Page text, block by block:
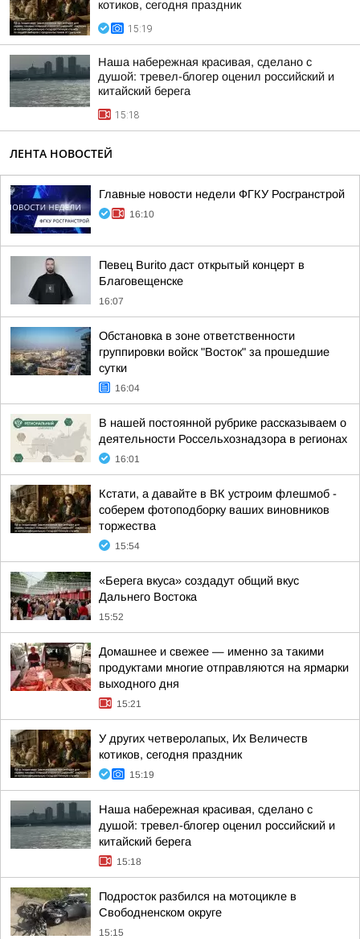
котиков, сегодня праздник
15:19
Наша набережная красивая, сделано с
душой: тревел-блогер оценил российский и
китайский берега
15:18
ЛЕНТА НОВОСТЕЙ
Главные новости недели ФГКУ Росгранстрой
16:10
Певец Burito даст открытый концерт в
Благовещенске
16:07
Обстановка в зоне ответственности
группировки войск "Восток" за прошедшие
сутки
16:04
В нашей постоянной рубрике рассказываем о
деятельности Россельхознадзора в регионах
16:01
Кстати, а давайте в ВК устроим флешмоб -
соберем фотоподборку ваших виновников
торжества
15:54
«Берега вкуса» создадут общий вкус
Дальнего Востока
15:52
Домашнее и свежее — именно за такими
продуктами многие отправляются на ярмарки
выходного дня
15:21
У других четверолапых, Их Величеств
котиков, сегодня праздник
15:19
Наша набережная красивая, сделано с
душой: тревел-блогер оценил российский и
китайский берега
15:18
Подросток разбился на мотоцикле в
Свободненском округе
15:15